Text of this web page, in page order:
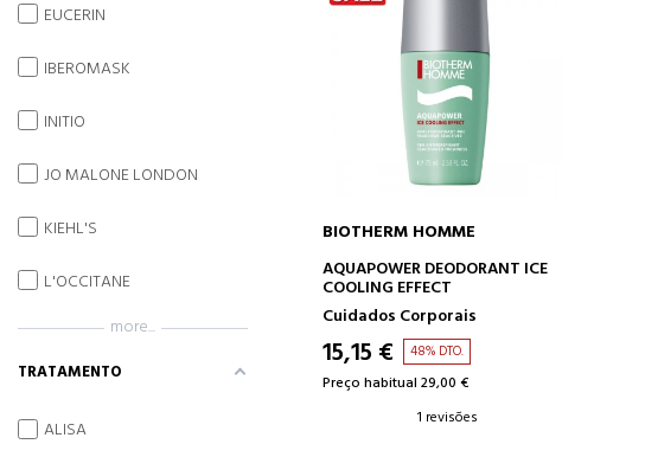
ADICIONAR AO CARRINHO
BIOTHERM HOMME
AQUAPOWER DEODORANT ICE
COOLING EFFECT
Cuidados Corporais
15,15 € 48% DTO.
Preço habitual 29,00 €
1 revisões
EUCERIN
IBEROMASK
INITIO
JO MALONE LONDON
KIEHL'S
L'OCCITANE
more...
TRATAMENTO
ALISA